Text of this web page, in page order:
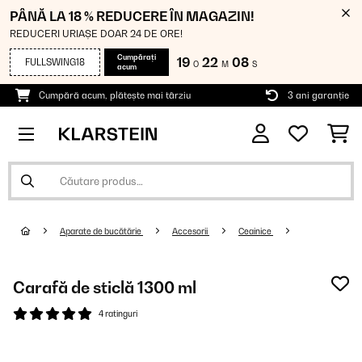
PÂNĂ LA 18 % REDUCERE ÎN MAGAZIN!
REDUCERI URIAȘE DOAR 24 DE ORE!
FULLSWING18
Cumpărați
acum
19 O 22 M 08 S
Cumpără acum, plătește mai târziu 3 ani garanție
Aparate de bucătărie Accesorii Ceainice
Carafă de sticlă 1300 ml
4 ratinguri